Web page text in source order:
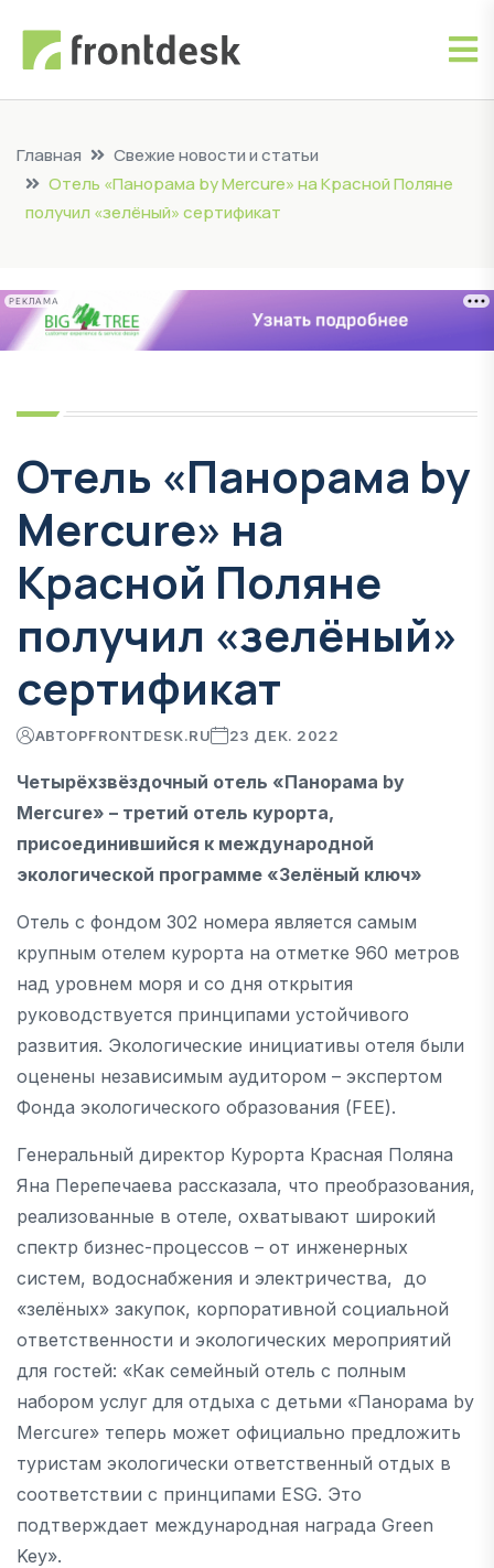
Главная
Свежие новости и статьи
Отель «Панорама by Mercure» на Красной Поляне
получил «зелёный» сертификат
РЕКЛАМА
Отель «Панорама by
Mercure» на
Красной Поляне
получил «зелёный»
сертификат
АВТОРFRONTDESK.RU 23 ДЕК. 2022
Четырёхзвёздочный отель «Панорама by
Mercure» – третий отель курорта,
присоединившийся к международной
экологической программе «Зелёный ключ»
Отель с фондом 302 номера является самым
крупным отелем курорта на отметке 960 метров
над уровнем моря и со дня открытия
руководствуется принципами устойчивого
развития. Экологические инициативы отеля были
оценены независимым аудитором – экспертом
Фонда экологического образования (FEE).
Генеральный директор Курорта Красная Поляна
Яна Перепечаева рассказала, что преобразования,
реализованные в отеле, охватывают широкий
спектр бизнес-процессов – от инженерных
систем, водоснабжения и электричества, до
«зелёных» закупок, корпоративной социальной
ответственности и экологических мероприятий
для гостей: «Как семейный отель с полным
набором услуг для отдыха с детьми «Панорама by
Mercure» теперь может официально предложить
туристам экологически ответственный отдых в
соответствии с принципами ESG. Это
подтверждает международная награда Green
Key».